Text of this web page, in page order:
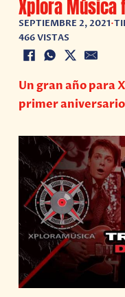
Xplora Música
SEPTIEMBRE 2, 2021•
466 VISTAS
Un gran año para
primer aniversario